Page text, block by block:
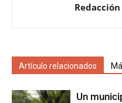
Artículo relacionados
Un